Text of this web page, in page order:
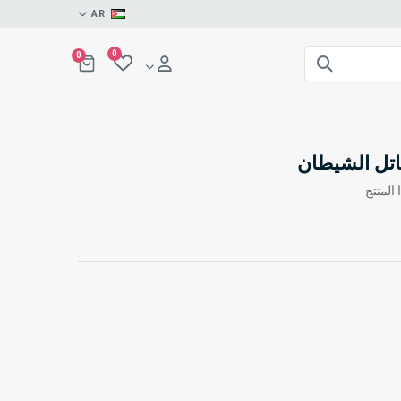
AR
0
0
الشيطان